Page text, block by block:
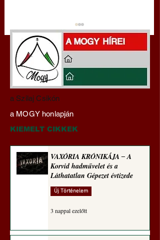
Darai Lajos:
Naplóbölcsességeim
(2024)
a Szilaj Csikón
a MOGY honlapján
KIEMELT CIKKEK
VAXÓRIA KRÓNIKÁJA ‒ A
Korvid hadművelet és a
Láthatatlan Gépezet évtizede
Új Történelem
3 nappal ezelőtt